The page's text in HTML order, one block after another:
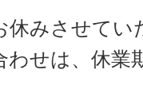
休みさせてい
わせは、休業